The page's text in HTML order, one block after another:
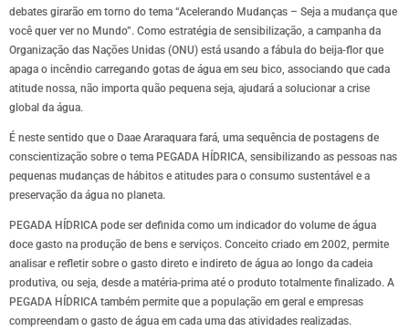
debates girarão em torno do tema “Acelerando Mudanças – Seja a mudança que
você quer ver no Mundo”. Como estratégia de sensibilização, a campanha da
Organização das Nações Unidas (ONU) está usando a fábula do beija-flor que
apaga o incêndio carregando gotas de água em seu bico, associando que cada
atitude nossa, não importa quão pequena seja, ajudará a solucionar a crise
global da água.
É neste sentido que o Daae Araraquara fará, uma sequência de postagens de
conscientização sobre o tema PEGADA HÍDRICA, sensibilizando as pessoas nas
pequenas mudanças de hábitos e atitudes para o consumo sustentável e a
preservação da água no planeta.
PEGADA HÍDRICA pode ser definida como um indicador do volume de água
doce gasto na produção de bens e serviços. Conceito criado em 2002, permite
analisar e refletir sobre o gasto direto e indireto de água ao longo da cadeia
produtiva, ou seja, desde a matéria-prima até o produto totalmente finalizado. A
PEGADA HÍDRICA também permite que a população em geral e empresas
compreendam o gasto de água em cada uma das atividades realizadas.